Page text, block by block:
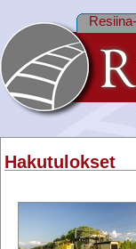
Hakutulokset